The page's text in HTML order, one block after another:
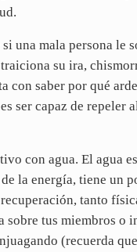
una mala persona le
su ira,
con saber por qué
ser capaz de repeler
con agua. El agua
la energía, tiene un
tanto
sobre tus miembros o
(recuerda